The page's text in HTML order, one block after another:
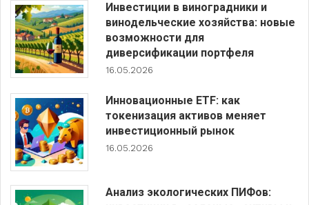
Инвестиции в виноградники и
винодельческие хозяйства: новые
возможности для
диверсификации портфеля
16.05.2026
Инновационные ETF: как
токенизация активов меняет
инвестиционный рынок
16.05.2026
Анализ экологических ПИФов: